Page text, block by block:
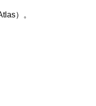
）。